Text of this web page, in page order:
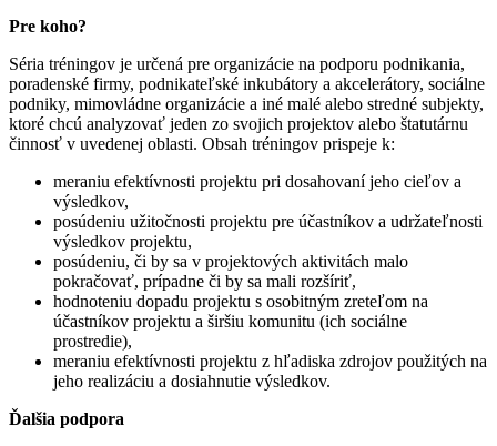
Pre koho?
Séria tréningov je určená pre organizácie na podporu podnikania,
poradenské firmy, podnikateľské inkubátory a akcelerátory, sociálne
podniky, mimovládne organizácie a iné malé alebo stredné subjekty,
ktoré chcú analyzovať jeden zo svojich projektov alebo štatutárnu
činnosť v uvedenej oblasti. Obsah tréningov prispeje k:
meraniu efektívnosti projektu pri dosahovaní jeho cieľov a
výsledkov,
posúdeniu užitočnosti projektu pre účastníkov a udržateľnosti
výsledkov projektu,
posúdeniu, či by sa v projektových aktivitách malo
pokračovať, prípadne či by sa mali rozšíriť,
hodnoteniu dopadu projektu s osobitným zreteľom na
účastníkov projektu a širšiu komunitu (ich sociálne
prostredie),
meraniu efektívnosti projektu z hľadiska zdrojov použitých na
jeho realizáciu a dosiahnutie výsledkov.
Ďalšia podpora